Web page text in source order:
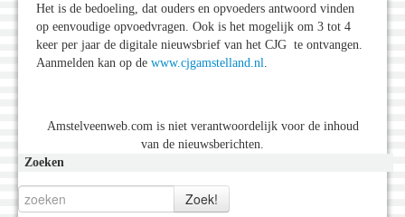
Het is de bedoeling, dat ouders en opvoeders antwoord vinden
op eenvoudige opvoedvragen. Ook is het mogelijk om 3 tot 4
keer per jaar de digitale nieuwsbrief van het CJG te ontvangen.
Aanmelden kan op de www.cjgamstelland.nl
Amstelveenweb.com is niet verantwoordelijk voor de inhoud
van de nieuwsberichten.
Zoeken